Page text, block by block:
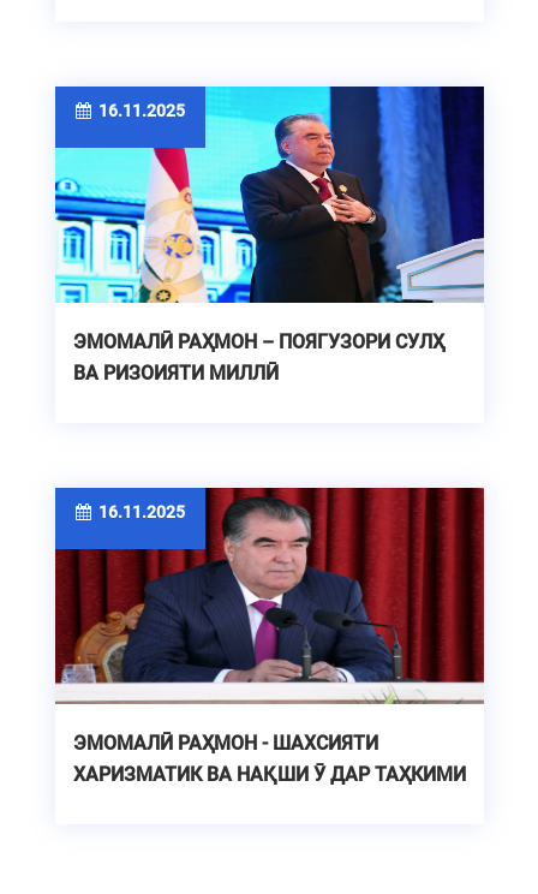
16.11.2025
ЭМОМАЛӢ РАҲМОН – ПОЯГУЗОРИ СУЛҲ
ВА РИЗОИЯТИ МИЛЛӢ
16.11.2025
ЭМОМАЛӢ РАҲМОН - ШАХСИЯТИ
ХАРИЗМАТИК ВА НАҚШИ Ӯ ДАР ТАҲКИМИ